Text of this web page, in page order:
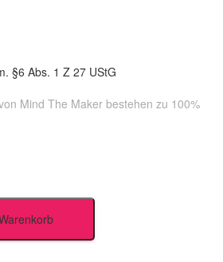
§6 Abs. 1 Z 27 UStG
Mind The Maker bestehen zu 100%